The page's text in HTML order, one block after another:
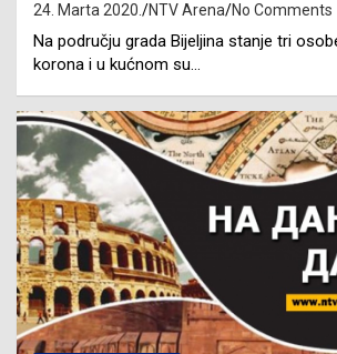
24. Marta 2020. NTV Arena No Comments
Na području grada Bijeljina stanje tri
korona i u kućnom su…